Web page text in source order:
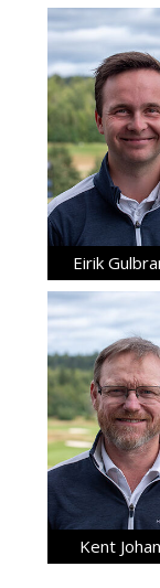
Eirik
Kent